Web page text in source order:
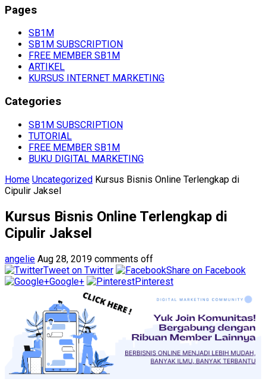
Pages
SB1M
SB1M SUBSCRIPTION
FREE MEMBER SB1M
ARTIKEL
KURSUS INTERNET MARKETING
Categories
SB1M SUBSCRIPTION
TUTORIAL
FREE MEMBER SB1M
BUKU DIGITAL MARKETING
Home Uncategorized Kursus Bisnis Online Terlengkap di
Cipulir Jaksel
Kursus Bisnis Online Terlengkap di
Cipulir Jaksel
angelie Aug 28, 2019 comments off
Tweet on Twitter
Share on Facebook
Google+
Pinterest